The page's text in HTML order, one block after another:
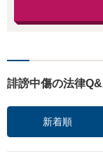
誹謗中傷の法律
新着順